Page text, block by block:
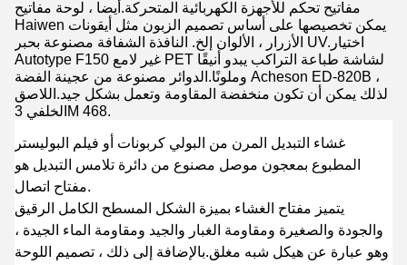
مفاتيح تحكم للأجهزة الكهربائية المتحركة.أيضا ، لوحة مفاتيح
Haiwen يمكن تخصيصها على أساس تصميم الزبون مثل أيقونات
الأزرار ، الألوان إلخ. النافذة الشفافة مصنوعة بحبر UV.اختيار
Autotype F150 غير لامع PET لشاشة طباعة التراكب يبدو أنيقًا
وملونًا.الدوائر مصنوعة من عجينة الفضة Acheson ED-820B ،
لذلك يمكن أن تكون منخفضة المقاومة وتعمل بشكل جيد.اللاصق
الخلفي 3M 468.
غشاء التبديل المرن من البولي كربونات أو فيلم البوليستر
المطبوع بمعجون موصل مصنوع من دائرة تلامس التبديل هو
مفتاح اتصال.
يتميز مفتاح الغشاء بميزة الشكل المسطح الكامل الرقيق
والجودة والصغيرة ومقاومة الغبار والجيد ومقاومة الماء الجيدة ،
وهو عبارة عن هيكل شبه مغلق.بالإضافة إلى ذلك ، تصميم اللوحة